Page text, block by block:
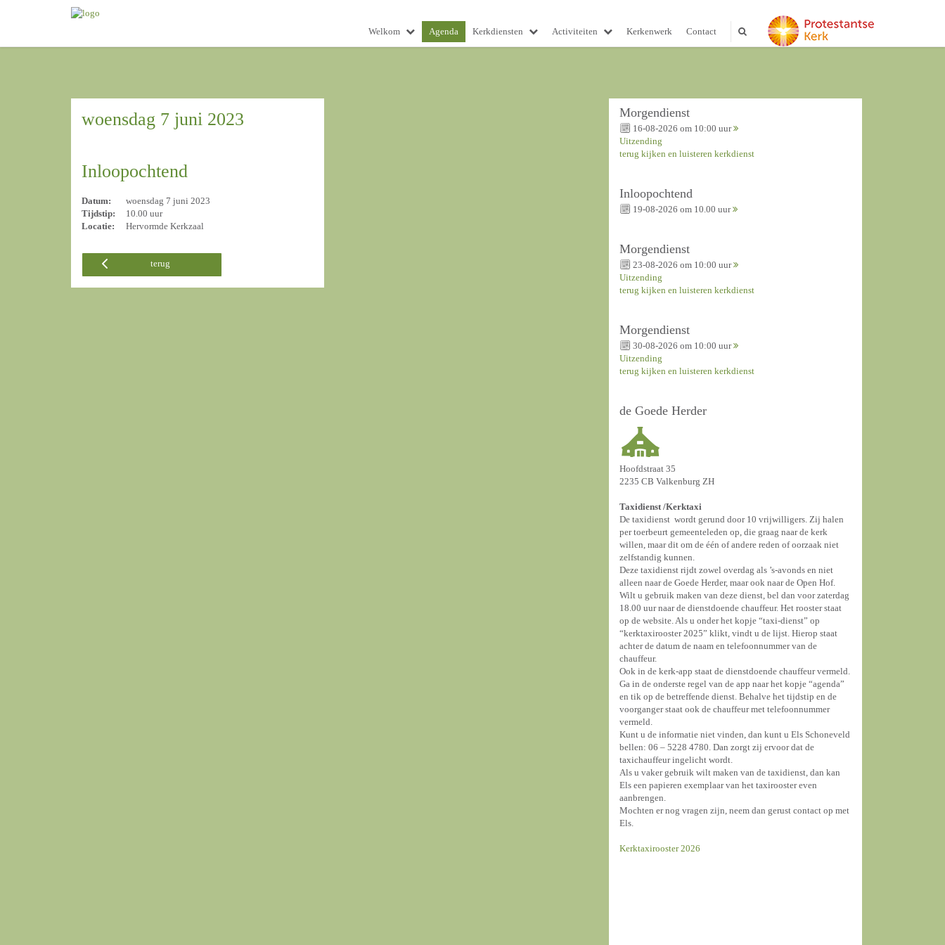
Welkom Agenda Kerkdiensten Activiteiten Kerkenwerk Contact
woensdag 7 juni 2023
Inloopochtend
Datum:
woensdag 7 juni 2023
Tijdstip:
10.00 uur
Locatie:
Hervormde Kerkzaal
terug
Morgendienst
16-08-2026 om 10:00 uur
Uitzending
terug kijken en luisteren kerkdienst
Inloopochtend
19-08-2026 om 10.00 uur
Morgendienst
23-08-2026 om 10:00 uur
Uitzending
terug kijken en luisteren kerkdienst
Morgendienst
30-08-2026 om 10:00 uur
Uitzending
terug kijken en luisteren kerkdienst
de Goede Herder
Hoofdstraat 35
2235 CB Valkenburg ZH
Taxidienst /Kerktaxi
De taxidienst wordt gerund door 10 vrijwilligers. Zij halen
per toerbeurt gemeenteleden op, die graag naar de kerk
willen, maar dit om de één of andere reden of oorzaak niet
zelfstandig kunnen.
Deze taxidienst rijdt zowel overdag als ’s-avonds en niet
alleen naar de Goede Herder, maar ook naar de Open Hof.
Wilt u gebruik maken van deze dienst, bel dan voor zaterdag
18.00 uur naar de dienstdoende chauffeur. Het rooster staat
op de website. Als u onder het kopje “taxi-dienst” op
“kerktaxirooster 2025” klikt, vindt u de lijst. Hierop staat
achter de datum de naam en telefoonnummer van de
chauffeur.
Ook in de kerk-app staat de dienstdoende chauffeur vermeld.
Ga in de onderste regel van de app naar het kopje “agenda”
en tik op de betreffende dienst. Behalve het tijdstip en de
voorganger staat ook de chauffeur met telefoonnummer
vermeld.
Kunt u de informatie niet vinden, dan kunt u Els Schoneveld
bellen: 06 – 5228 4780. Dan zorgt zij ervoor dat de
taxichauffeur ingelicht wordt.
Als u vaker gebruik wilt maken van de taxidienst, dan kan
Els een papieren exemplaar van het taxirooster even
aanbrengen.
Mochten er nog vragen zijn, neem dan gerust contact op met
Els.
Kerktaxirooster 2026